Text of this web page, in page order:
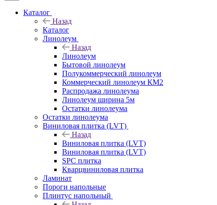
Каталог
Назад
Каталог
Линолеум
Назад
Линолеум
Бытовой линолеум
Полукоммерческий линолеум
Коммерческий линолеум КМ2
Распродажа линолеума
Линолеум ширина 5м
Остатки линолеума
Остатки линолеума
Виниловая плитка (LVT)
Назад
Виниловая плитка (LVT)
Виниловая плитка (LVT)
SPC плитка
Кварцвиниловая плитка
Ламинат
Пороги напольные
Плинтус напольный